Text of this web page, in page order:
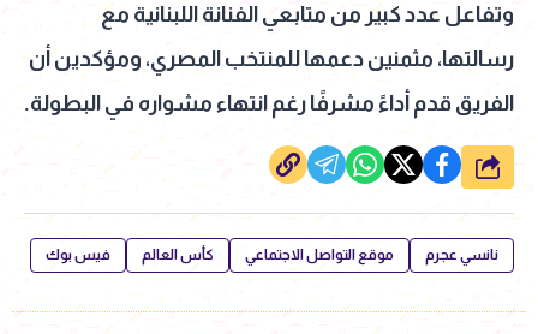
وتفاعل عدد كبير من متابعي الفنانة اللبنانية مع
رسالتها، مثمنين دعمها للمنتخب المصري، ومؤكدين أن
الفريق قدم أداءً مشرفًا رغم انتهاء مشواره في البطولة.
شارك
نانسي عجرم موقع التواصل الاجتماعي كأس العالم فيس بوك